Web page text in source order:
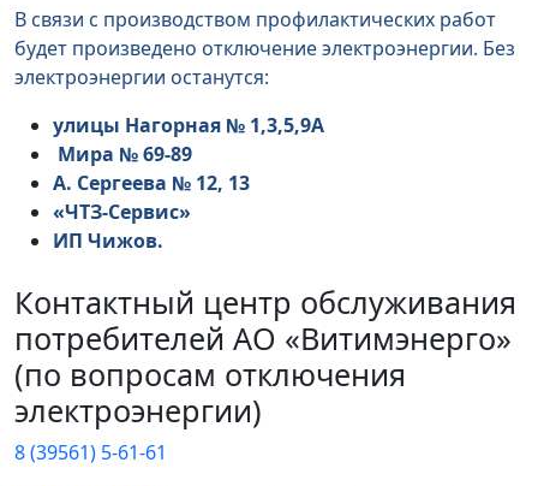
В связи с производством профилактических работ
будет произведено отключение электроэнергии. Без
электроэнергии останутся:
улицы Нагорная № 1,3,5,9А
Мира № 69-89
А. Сергеева № 12, 13
«ЧТЗ-Сервис»
ИП Чижов.
Контактный центр обслуживания
потребителей АО «Витимэнерго»
(по вопросам отключения
электроэнергии)
8 (39561) 5-61-61